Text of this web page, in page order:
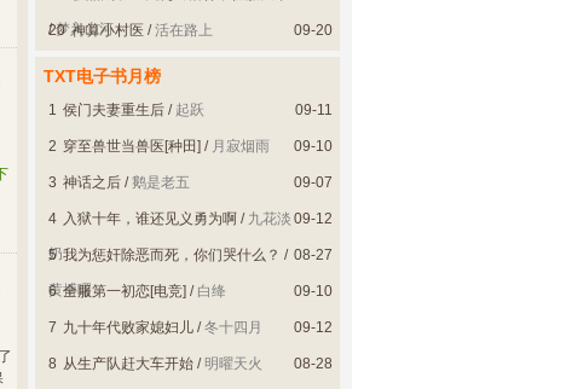
/梦入山河 09-20
20 神算小村医 /活在路上
TXT电子书月榜
09-11
1 侯门夫妻重生后 / 起跃
09-10
2 穿至兽世当兽医[种田] / 月寂烟雨
09-07
3 神话之后 /鹅是老五
09-12
4 入狱十年，谁还见义勇为啊 / 九花淡
奶 08-27
5 我为惩奸除恶而死，你们哭什么？ /
黄搏曙 09-10
6 全服第一初恋[电竞] / 白绛
09-12
7 九十年代败家媳妇儿 /冬十四月
08-28
8 从生产队赶大车开始 /明曜天火